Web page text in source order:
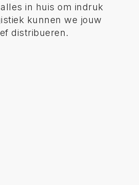
in huis om indruk
kunnen we jouw
distribueren.